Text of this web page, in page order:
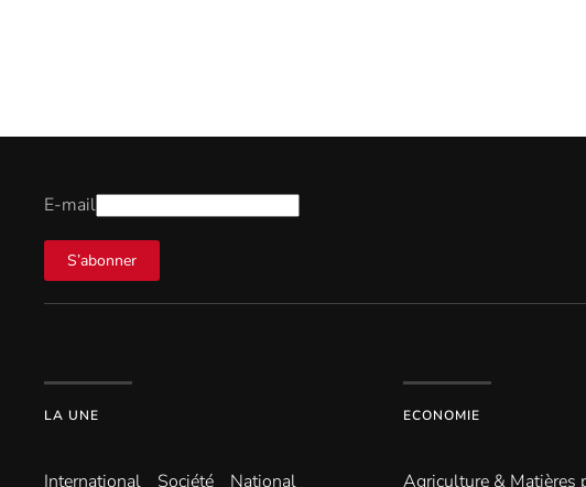
E-mail
S’abonner
LA UNE
International Société National
ECONOMIE
Agriculture & Matières